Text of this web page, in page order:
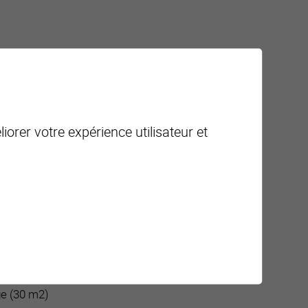
(30 m2)
votre expérience utilisateur et